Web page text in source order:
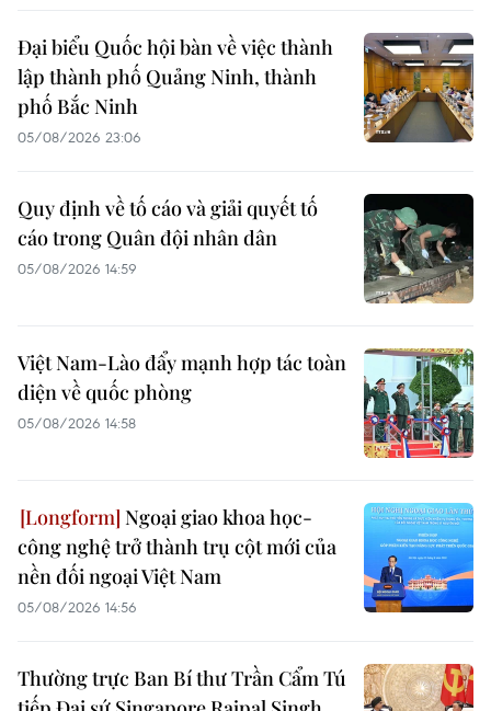
Đại biểu Quốc hội bàn về việc thành
lập thành phố Quảng Ninh, thành
phố Bắc Ninh
05/08/2026 23:06
Quy định về tố cáo và giải quyết tố
cáo trong Quân đội nhân dân
05/08/2026 14:59
Việt Nam-Lào đẩy mạnh hợp tác toàn
diện về quốc phòng
05/08/2026 14:58
Ngoại giao khoa học-
công nghệ trở thành trụ cột mới của
nền đối ngoại Việt Nam
05/08/2026 14:56
Thường trực Ban Bí thư Trần Cẩm Tú